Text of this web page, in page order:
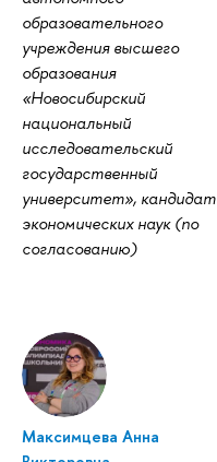
образовательного
учреждения высшего
образования
«Новосибирский
национальный
исследовательский
государственный
университет», кандидат
экономических наук (по
согласованию)
Максимцева Анна